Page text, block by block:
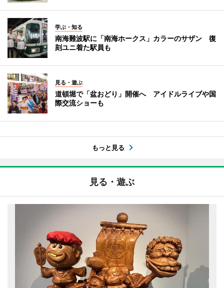
学ぶ・知る
南海難波駅に「南海ホークス」カラーのサザン 復
刻ユニ着た駅員も
見る・遊ぶ
道頓堀で「盆おどり」開催へ アイドルライブや国
際交流ショーも
もっと見る
見る・遊ぶ